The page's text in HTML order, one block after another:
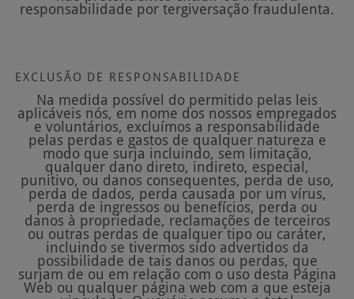
responsabilidade por tergiversação fraudulenta.
EXCLUSÃO DE RESPONSABILIDADE
Na medida possível do permitido pelas leis
aplicáveis nós, em nome dos nossos empregados
e voluntários, excluímos a responsabilidade
pelas perdas e gastos de qualquer natureza e
modo que surja incluindo, sem limitação,
qualquer dano direto, indireto, especial,
punitivo, ou danos consequentes, perda de uso,
perda de dados, perda causada por um vírus,
perda de ingressos ou benefícios, perda ou
danos à propriedade, reclamações de terceiros
ou outras perdas de qualquer tipo ou caráter,
incluindo se tivermos sido advertidos da
possibilidade de tais danos ou perdas, que
surjam de ou em relação com o uso desta Página
Web ou qualquer página web com a que esteja